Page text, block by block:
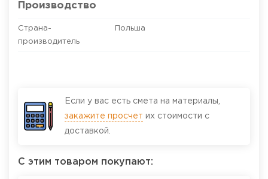
Производство
Страна-
производитель
Польша
Если у вас есть смета на материалы,
закажите просчет их стоимости с
доставкой.
С этим товаром покупают: